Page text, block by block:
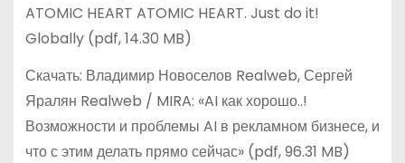
ATOMIC HEART ATOMIC HEART. Just do it!
Globally (pdf, 14.30 MB)
Скачать: Владимир Новоселов Realweb, Сергей
Яралян Realweb / MIRA: «AI как хорошо..!
Возможности и проблемы AI в рекламном бизнесе, и
что с этим делать прямо сейчас» (pdf, 96.31 MB)